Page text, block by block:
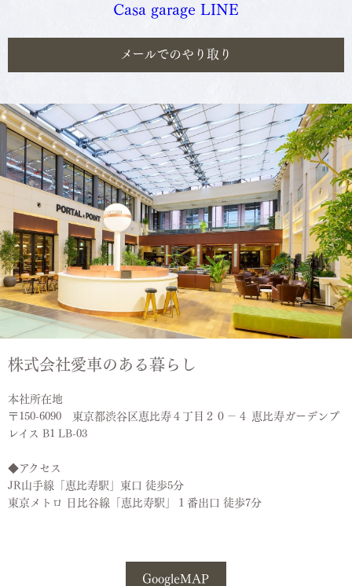
Casa garage LINE
メールでのやり取り
株式会社愛車のある暮らし
本社所在地
〒150-6090 東京都渋谷区恵比寿４丁目２０−４ 恵比寿ガーデンプ
レイス B1 LB-03
◆アクセス
JR山手線「恵比寿駅」東口 徒歩5分
東京メトロ 日比谷線「恵比寿駅」１番出口 徒歩7分
GoogleMAP